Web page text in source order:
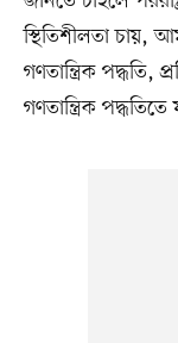
স্থিতিশীলতা চায়,
গণতান্ত্রিক পদ্ধতি,
গণতান্ত্রিক